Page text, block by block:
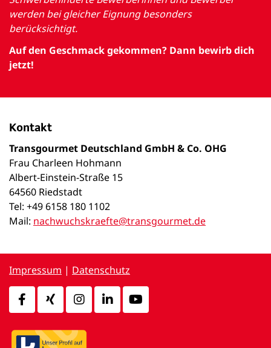
werden bei gleicher Eignung besonders
berücksichtigt.
Auf den Geschmack gekommen? Dann bewirb dich
jetzt!
Kontakt
Transgourmet Deutschland GmbH & Co. OHG
Frau Charleen Hohmann
Albert-Einstein-Straße 15
64560 Riedstadt
Tel: +49 6158 180 1102
Mail: nachwuchskraefte@transgourmet.de
Impressum | Datenschutz